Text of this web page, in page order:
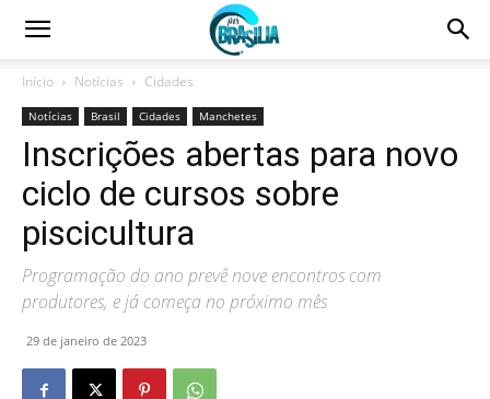
Início Notícias Cidades
Notícias Brasil Cidades Manchetes
Inscrições abertas para novo
ciclo de cursos sobre
piscicultura
Programação do ano prevê nove encontros com
produtores, e já começa no próximo mês
29 de janeiro de 2023